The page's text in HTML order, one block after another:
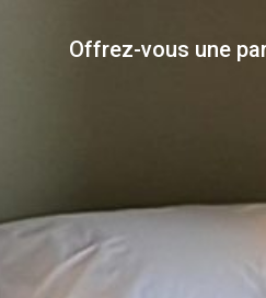
Offrez-vous une